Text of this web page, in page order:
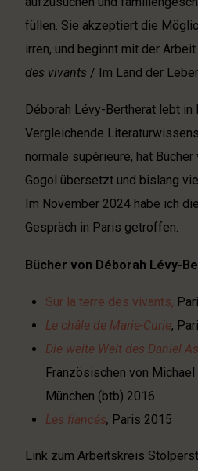
füllen. Sie akzeptiert die
irren, und beginnt mit der
des vivants / Im Land der
Déborah Lévy-Bertherat lebt in
Vergleichende
normale supérieure, hat
Gogol übersetzt und bislang
Im November 2024 habe ich
Gespräch in Paris getroffen.
Bücher von Déborah Lévy-
Sur la terre des vivants,
Le châle de Marie-Curie,
Die weite Welt des Daniel
Französischen von
München (btb) 2016
Les fiancés, Paris 2015
Link zum Arbeitskreis